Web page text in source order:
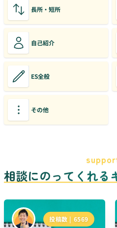
長所・短所
自己紹介
ES全般
その他
相談にのってくれる
投稿数 | 6569